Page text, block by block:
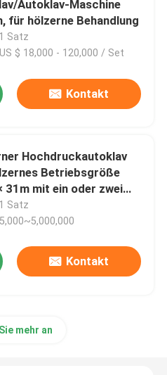
Teile
Autoklav-Maschine
für hölzerne Behandlung
Satz
$ 18,000 - 120,000 / Set
Kontakt
Hochdruckautoklav
Betriebsgröße
31m mit ein oder zwei
Satz
Kontakt
mehr an